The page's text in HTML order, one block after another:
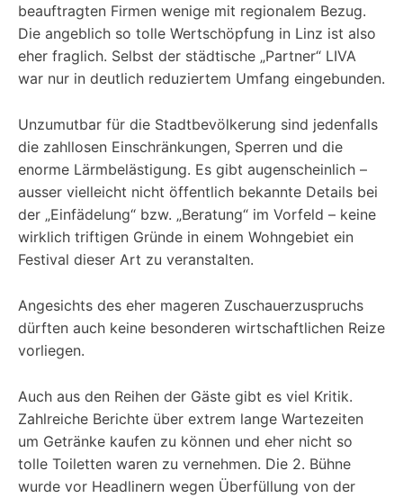
beauftragten Firmen wenige mit regionalem Bezug.
Die angeblich so tolle Wertschöpfung in Linz ist also
eher fraglich. Selbst der städtische „Partner“ LIVA
war nur in deutlich reduziertem Umfang eingebunden.
Unzumutbar für die Stadtbevölkerung sind jedenfalls
die zahllosen Einschränkungen, Sperren und die
enorme Lärmbelästigung. Es gibt augenscheinlich –
ausser vielleicht nicht öffentlich bekannte Details bei
der „Einfädelung“ bzw. „Beratung“ im Vorfeld – keine
wirklich triftigen Gründe in einem Wohngebiet ein
Festival dieser Art zu veranstalten.
Angesichts des eher mageren Zuschauerzuspruchs
dürften auch keine besonderen wirtschaftlichen Reize
vorliegen.
Auch aus den Reihen der Gäste gibt es viel Kritik.
Zahlreiche Berichte über extrem lange Wartezeiten
um Getränke kaufen zu können und eher nicht so
tolle Toiletten waren zu vernehmen. Die 2. Bühne
wurde vor Headlinern wegen Überfüllung von der